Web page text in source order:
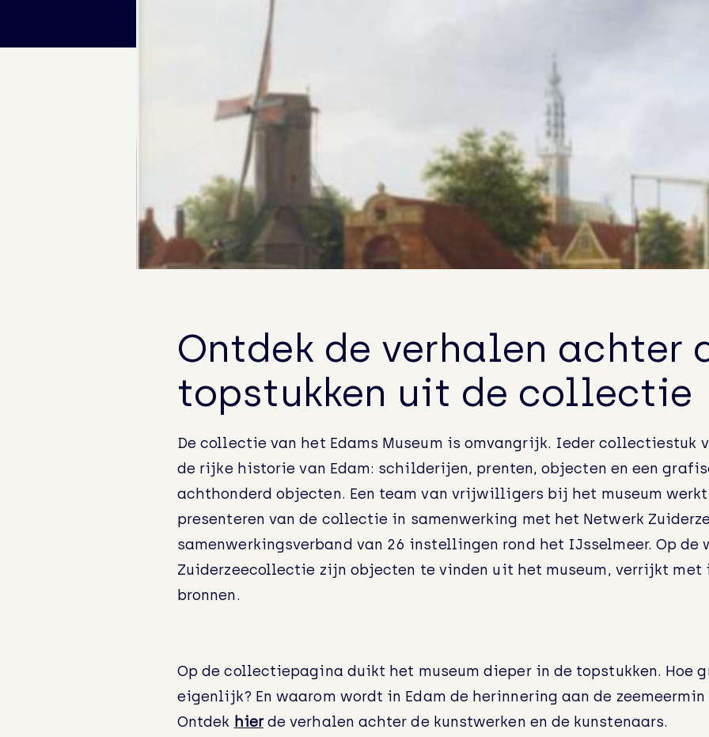
“Er komen twee leeuwtjes uit de kast…”
Geweldige lezing, geslaagde Vriendenactie!
Ontdek de verhalen achter
topstukken uit de collectie
De collectie van het Edams Museum is omvangrijk. Ieder collectiestuk
de rijke historie van Edam: schilderijen, prenten, objecten en een
achthonderd objecten. Een team van vrijwilligers bij het museum
presenteren van de collectie in samenwerking met het Netwerk
samenwerkingsverband van 26 instellingen rond het IJsselmeer. Op de
Zuiderzeecollectie zijn objecten te vinden uit het museum, verrijkt
bronnen.
Op de collectiepagina duikt het museum dieper in de topstukken. Hoe
eigenlijk? En waarom wordt in Edam de herinnering aan de
Ontdek hierde verhalen achter de kunstwerken en de kunstenaars.